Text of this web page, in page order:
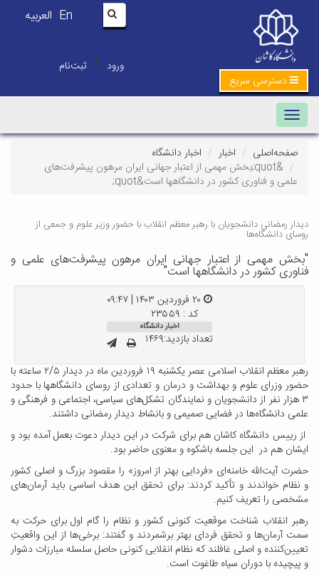
En العربیه
ورود | ثبت‌نام
دسترسی سریع
Toggle navigation
صفحه‌اصلی اخبار
اخبار دانشگاه
&quot;بخش مهمی از اعتبار جهانی ایران مرهون پیشرفت‌های
علمی و فناوری کشور در دانشگاهها است&quot;
دیدار رمضانی دانشجویان با رهبر معظم انقلاب با حضور وزیر علوم و جمعی از
روسای دانشگاه‌ها
"بخش مهمی از اعتبار جهانی ایران مرهون پیشرفت‌های علمی و
فناوری کشور در دانشگاهها است"
کد : ۲۳۵۵۹
اخبار دانشگاه
تعداد بازدید:۱۴۶۹
رهبر معظم انقلاب اسلامی عصر یکشنبه ۱۹ فروردین ماه در دیدار ۲/۵ ساعته با
حضور وزرای علوم و بهداشت و درمان و تعدادی از روسای دانشگاهها با حدود
۳ هزار نفر از دانشجویان و نمایندگان تشکل‌های سیاسی، اجتماعی و فرهنگی و
علمی دانشگاه‌ها در فضایی صمیمی و بانشاط دیدار رمضانی داشتند.
از رییس دانشگاه کاشان هم برای شرکت در این دیدار دعوت بعمل آمده بود و
ایشان هم در این جلسه باشکوه و معنوی حاضر بود.
حضرت آیت‌الله خامنه‌ای «فردایی بهتر از امروز» را مقصود بزرگ و اصلی کشور
و نظام خواندند و تأکید کردند: برای تحقق این هدف اساسی باید آرمان‌های
مشخصی را تعریف کنیم.
رهبر انقلاب شناخت موقعیت کنونی کشور و نظام را گام اول برای حرکت به
سمت آرمان‌ها و تحقق فردای بهتر برشمردند و گفتند: برخی‌ها از این واقعیتِ
تعیین‌کننده و اصلی غافلند که نظام انقلابی کنونی حاصل سلسله مبارزات دشوار
و پیچیده با دوران سیاه طاغوت است.